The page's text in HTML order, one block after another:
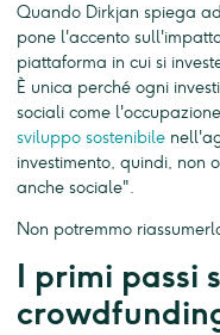
Quando Dirkjan spiega
pone l'accento
piattaforma in cui si
È unica perché ogni
sociali come
sviluppo sostenibile
investimento, quindi, non
anche sociale".
Non potremmo
I primi passi